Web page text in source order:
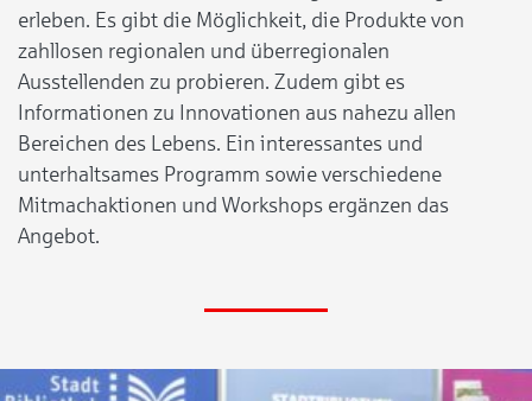
erleben. Es gibt die Möglichkeit, die Produkte von
zahllosen regionalen und überregionalen
Ausstellenden zu probieren. Zudem gibt es
Informationen zu Innovationen aus nahezu allen
Bereichen des Lebens. Ein interessantes und
unterhaltsames Programm sowie verschiedene
Mitmachaktionen und Workshops ergänzen das
Angebot.